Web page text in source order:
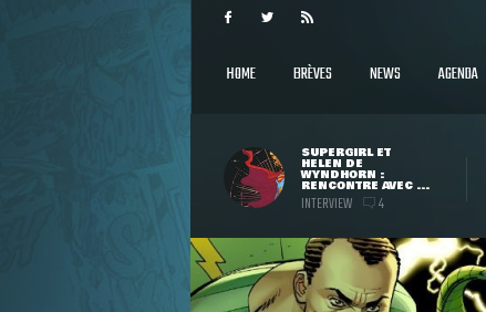
HOME BRÈVES NEWS AGENDA
SUPERGIRL ET
HELEN DE
WYNDHORN :
RENCONTRE AVEC ...
INTERVIEW 4